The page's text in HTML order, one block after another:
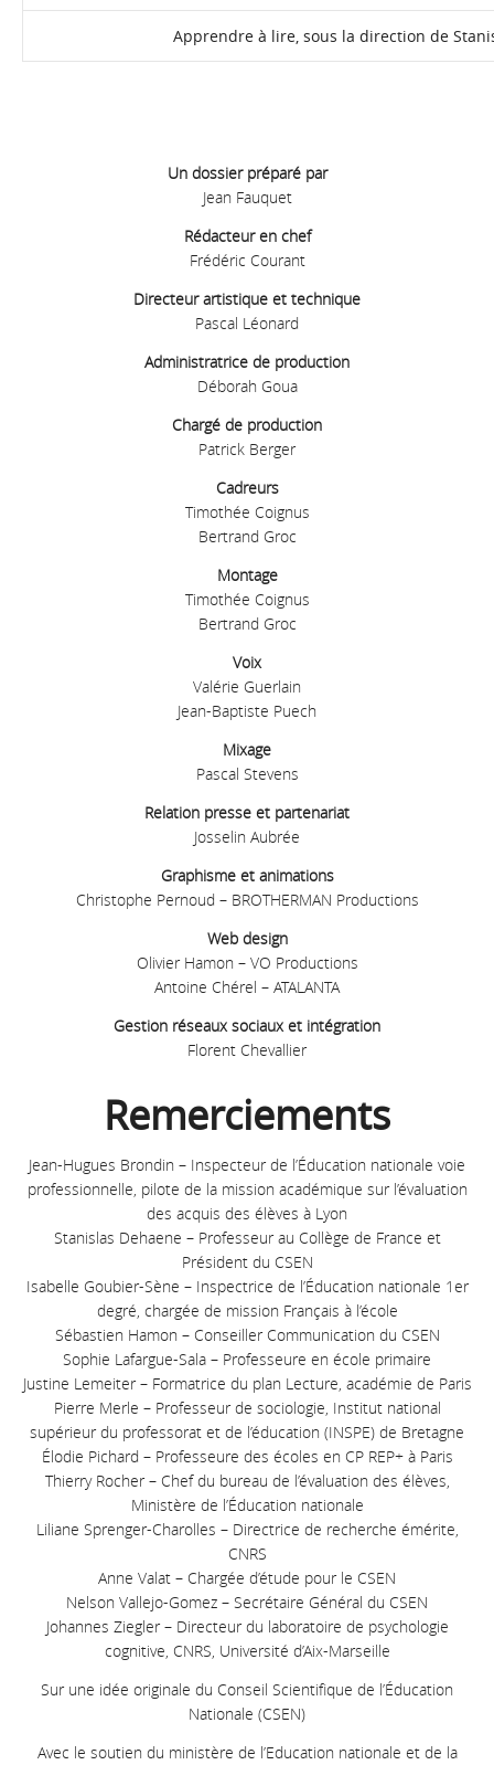
Apprendre à lire, sous la direction de
Un dossier préparé par
Jean Fauquet
Rédacteur en chef
Frédéric Courant
Directeur artistique et technique
Pascal Léonard
Administratrice de production
Déborah Goua
Chargé de production
Patrick Berger
Cadreurs
Timothée Coignus
Bertrand Groc
Montage
Timothée Coignus
Bertrand Groc
Voix
Valérie Guerlain
Jean-Baptiste Puech
Mixage
Pascal Stevens
Relation presse et partenariat
Josselin Aubrée
Graphisme et animations
Christophe Pernoud – BROTHERMAN Productions
Web design
Olivier Hamon – VO Productions
Antoine Chérel – ATALANTA
Gestion réseaux sociaux et intégration
Florent Chevallier
Remerciements
Jean-Hugues Brondin – Inspecteur de l’Éducation nationale voie
professionnelle, pilote de la mission académique sur l’évaluation
des acquis des élèves à Lyon
Stanislas Dehaene – Professeur au Collège de France et
Président du CSEN
Isabelle Goubier-Sène – Inspectrice de l’Éducation nationale 1er
degré, chargée de mission Français à l’école
Sébastien Hamon – Conseiller Communication du CSEN
Sophie Lafargue-Sala – Professeure en école primaire
Justine Lemeiter – Formatrice du plan Lecture, académie de Paris
Pierre Merle – Professeur de sociologie, Institut national
supérieur du professorat et de l’éducation (INSPE) de Bretagne
Élodie Pichard – Professeure des écoles en CP REP+ à Paris
Thierry Rocher – Chef du bureau de l’évaluation des élèves,
Ministère de l’Éducation nationale
Liliane Sprenger-Charolles – Directrice de recherche émérite,
CNRS
Anne Valat – Chargée d’étude pour le CSEN
Nelson Vallejo-Gomez – Secrétaire Général du CSEN
Johannes Ziegler – Directeur du laboratoire de psychologie
cognitive, CNRS, Université d’Aix-Marseille
Sur une idée originale du Conseil Scientifique de l’Éducation
Nationale (CSEN)
Avec le soutien du ministère de l’Education nationale et de la